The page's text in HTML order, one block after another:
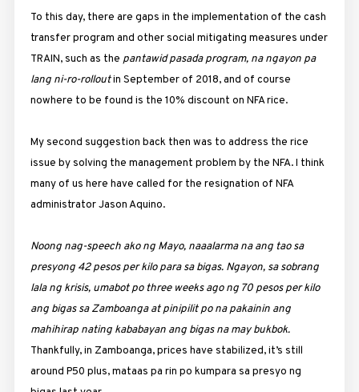
To this day, there are gaps in the implementation of the cash
transfer program and other social mitigating measures under
TRAIN, such as the pantawid pasada program, na ngayon pa
lang ni-ro-rolloutin September of 2018, and of course
nowhere to be found is the 10% discount on NFA rice.
My second suggestion back then was to address the rice
issue by solving the management problem by the NFA. I think
many of us here have called for the resignation of NFA
administrator Jason Aquino.
Noong nag-speech ako ng Mayo, naaalarma na ang tao sa
presyong 42 pesos per kilo para sa bigas. Ngayon, sa sobrang
lala ng krisis, umabot po three weeks ago ng 70 pesos per kilo
ang bigas sa Zamboanga at pinipilit po na pakainin ang
mahihirap nating kababayan ang bigas na may bukbok.
Thankfully, in Zamboanga, prices have stabilized, it’s still
around P50 plus, mataas pa rin po kumpara sa presyo ng